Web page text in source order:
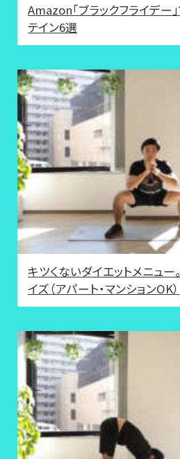
Amazon「ブラックフライデー
テイン6選
キツくないダイエットメニュ
イズ（アパート・マンションOK）